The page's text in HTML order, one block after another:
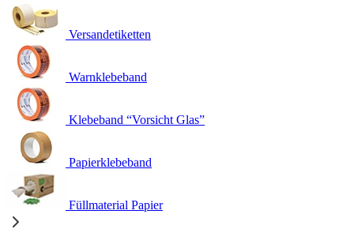
Versandetiketten
Warnklebeband
Klebeband “Vorsicht Glas”
Papierklebeband
Füllmaterial Papier